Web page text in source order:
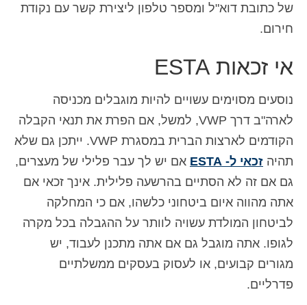
של כתובת דוא"ל ומספר טלפון ליצירת קשר עם נקודת
חירום.
אי זכאות ESTA
נוסעים מסוימים עשויים להיות מוגבלים מכניסה
לארה"ב דרך VWP, למשל, אם הפרת את תנאי הקבלה
הקודמים לארצות הברית במסגרת VWP. ייתכן גם שלא
תהיה זכאי ל- ESTA
אם יש לך עבר פלילי של מעצרים,
גם אם זה לא הסתיים בהרשעה פלילית. אינך זכאי אם
אתה מהווה איום ביטחוני כלשהו, אם כי המחלקה
לביטחון המולדת עשויה לוותר על ההגבלה בכל מקרה
לגופו. אתה מוגבל גם אם אתה מתכנן לעבוד, יש
מגורים קבועים, או לעסוק בעסקים ממשלתיים
פדרליים.